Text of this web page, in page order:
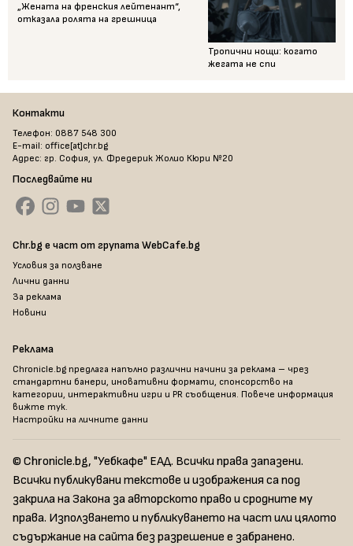
„Жената на френския лейтенант“,
отказала ролята на грешница
Тропични нощи: когато
жегата не спи
Контакти
Телефон: 0887 548 300
E-mail: office[at]chr.bg
Адрес: гр. София, ул. Фредерик Жолио Кюри №20
Последвайте ни
Chr.bg е част от групата WebCafe.bg
Условия за ползване
Лични данни
За реклама
Новини
Реклама
Chronicle.bg предлага напълно различни начини за реклама – чрез
стандартни банери, иновативни формати, спонсорство на
категории, интерактивни игри и PR съобщения. Повече информация
вижте тук.
Настройки на личните данни
© Chronicle.bg, "Уебкафе" ЕАД. Всички права запазени.
Всички публикувани текстове и изображения са под
закрила на Закона за авторското право и сродните му
права. Използването и публикуването на част или цялото
съдържание на сайта без разрешение е забранено.